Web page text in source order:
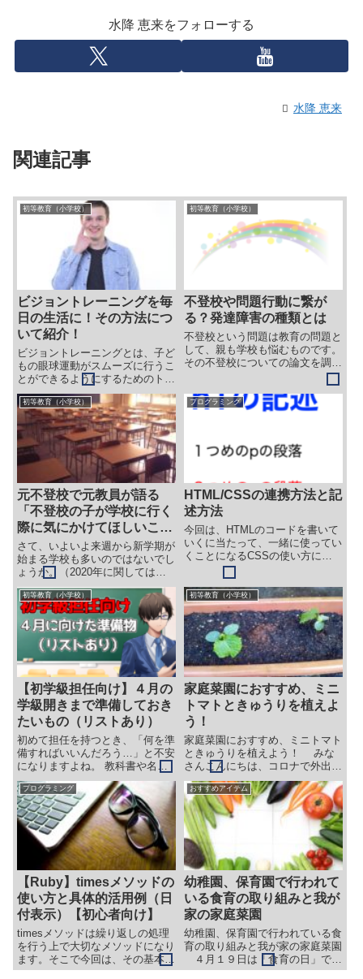
水降 恵来をフォローする
水降 恵来
関連記事
初等教育（小学校）
ビジョントレーニングを毎
日の生活に！その方法につ
いて紹介！
ビジョントレーニングとは、子ど
もの眼球運動がスムーズに行うこ
とができるようにするためのトレ
ーニングです。 それは、子ども
の学習にも、スポーツにも、大人
の目にもよい効果があります。
目を上下左右に動かしたり、円を
描くように動かしたり、遠くと
近...
初等教育（小学校）
不登校や問題行動に繋が
る？発達障害の種類とは
不登校という問題は教育の問題と
して、親も学校も悩むものです。
その不登校についての論文を調べ
てみると、研究によっては、不登
校事例の 40％以上が発達障害で
あったと述べています。今回はそ
んな発達障害について、論文の引
しようと思います。
初等教育（小学校）
元不登校で元教員が語る
「不登校の子が学校に行く
際に気にかけてほしいこ
と」
さて、いよいよ来週から新学期が
始まる学校も多いのではないでし
ょうか。（2020年に関してはコ
ロナウイルスの影響で、そうは言
っていられない所もあると思いま
すが…。） この４月は、クラス
替えがあったり、進学したり、先
生の異動があったりと様々な環...
プログラミング
HTML/CSSの連携方法と記
述方法
今回は、HTMLのコードを書いて
いくに当たって、一緒に使ってい
くことになるCSSの使い方につ
いて説明していきます。 プログ
ラミングが初めての方向けなの
で、クラスの設定ができる方には
簡単かもしれません。 HTMLと
CSSの連携 HTMLをC...
初等教育（小学校）
【初学級担任向け】４月の
学級開きまで準備しておき
たいもの（リストあり）
初めて担任を持つとき、「何を準
備すればいいんだろう…」と不安
になりますよね。 教科書や名簿
など、最低限のものは学校から支
給されますが、実際の学級経営は
それだけでは回りません。 ４月
は、子どもとの関係づくりと学級
の仕組みづくりが同時に進む時
期...
初等教育（小学校）
家庭菜園におすすめ、ミニ
トマトときゅうりを植えよ
う！
家庭菜園におすすめ、ミニトマト
ときゅうりを植えよう！ みな
さんこんにちは、コロナで外出も
できず、家に居るしかない、そん
な中でどんな教育ができるかを考
えています、私です。 今回
は、以前の記事（末尾に記載）に
記載されていますが、食育に関わ
る...
プログラミング
【Ruby】timesメソッドの
使い方と具体的活用例（日
付表示）【初心者向け】
timesメソッドは繰り返しの処理
を行う上で大切なメソッドになり
ます。そこで今回は、その基本的
な使い方と、「でもこれは何の役
おすすめアイテム
幼稚園、保育園で行われて
いる食育の取り組みと我が
家の家庭菜園
幼稚園、保育園で行われている食
育の取り組みと我が家の家庭菜園
４月１９日は「食育の日」で
す。 食育とは、私たちが食べて